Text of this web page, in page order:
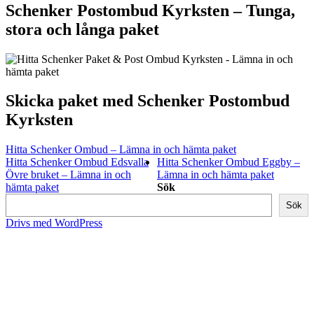
Schenker Postombud Kyrksten – Tunga,
stora och långa paket
Skicka paket med Schenker Postombud
Kyrksten
Hitta Schenker Ombud – Lämna in och hämta paket
Hitta Schenker Ombud Edsvalla
Övre bruket – Lämna in och
hämta paket
Hitta Schenker Ombud Eggby –
Lämna in och hämta paket
Sök
Sök
Drivs med WordPress